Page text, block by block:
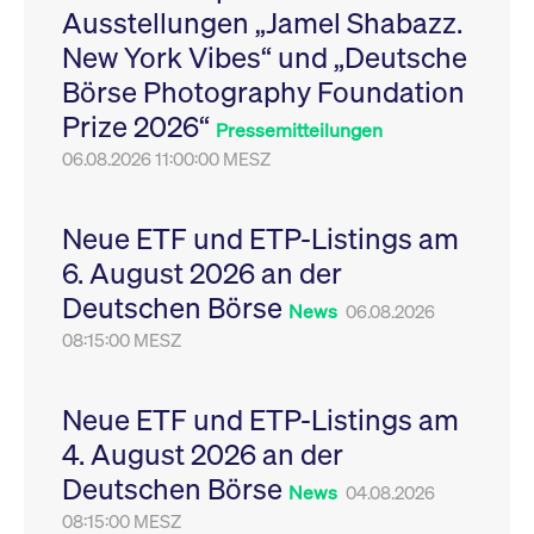
Ausstellungen „Jamel Shabazz.
New York Vibes“ und „Deutsche
Börse Photography Foundation
Prize 2026“ Pressemitteilungen
06.08.2026 11:00:00 MESZ
Neue ETF und ETP-Listings am
6. August 2026 an der
Deutschen Börse News 06.08.2026
08:15:00 MESZ
Neue ETF und ETP-Listings am
4. August 2026 an der
Deutschen Börse News 04.08.2026
08:15:00 MESZ
Leistung der Website
zu messen. Es handelt
sich um ein Muster-
Cookie, bei dem auf
das Präfix _pk_ses
eine kurze Reihe von
VISITOR_PRIVACY_METADATA
YouTube
.youtube.com
6
Monate
Dieses Cookie dient
Speicherung der
Einwilligungs- und
des Nutzers für ihre
Interaktion mit der
Sitzungen geehrt